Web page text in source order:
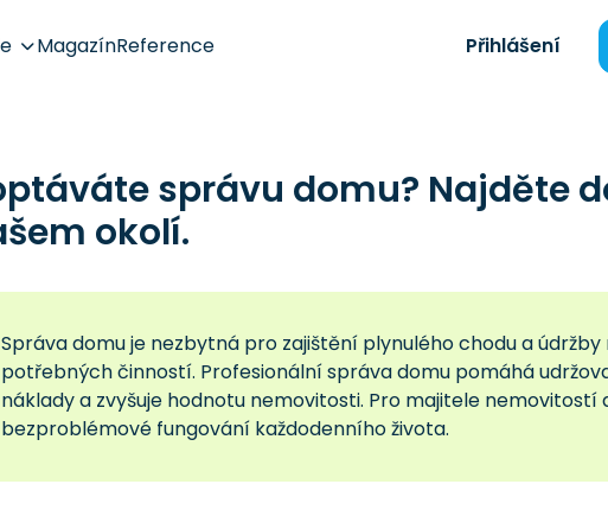
MagazínReference Přihlášení
správu domu? Najděte
okolí.
Správa domu je nezbytná pro zajištění plynulého chodu a
potřebných činností. Profesionální správa domu pomáhá
náklady a zvyšuje hodnotu nemovitosti. Pro majitele
bezproblémové fungování každodenního života.